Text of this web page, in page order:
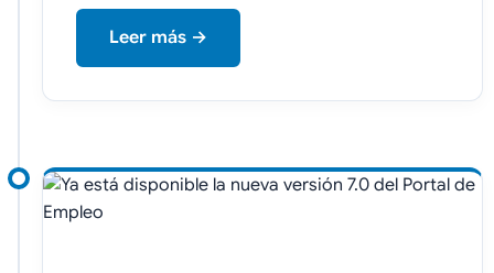
Leer más →